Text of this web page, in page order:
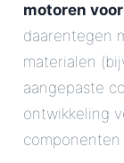
motoren
daarentegen
materialen
aangepaste
ontwikkeling
componenten